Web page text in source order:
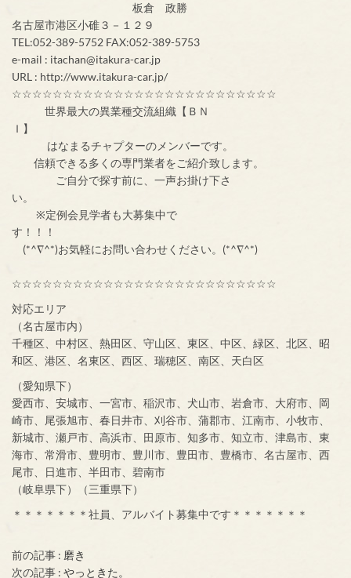
板倉 政勝
名古屋市港区小碓３－１２９
TEL:052-389-5752 FAX:052-389-5753
e-mail : itachan@itakura-car.jp
URL : http://www.itakura-car.jp/
☆☆☆☆☆☆☆☆☆☆☆☆☆☆☆☆☆☆☆☆☆☆☆☆☆☆
世界最大の異業種交流組織【ＢＮ
Ｉ】
はなまるチャプターのメンバーです。
信頼できる多くの専門業者をご紹介致します。
ご自分で探す前に、一声お掛け下さ
い。
※定例会見学者も大募集中で
す！！！
(*^∇^*)お気軽にお問い合わせください。(*^∇^*)
☆☆☆☆☆☆☆☆☆☆☆☆☆☆☆☆☆☆☆☆☆☆☆☆☆☆
対応エリア
（名古屋市内）
千種区、中村区、熱田区、守山区、東区、中区、緑区、北区、昭
和区、港区、名東区、西区、瑞穂区、南区、天白区
（愛知県下）
愛西市、安城市、一宮市、稲沢市、犬山市、岩倉市、大府市、岡
崎市、尾張旭市、春日井市、刈谷市、蒲郡市、江南市、小牧市、
新城市、瀬戸市、高浜市、田原市、知多市、知立市、津島市、東
海市、常滑市、豊明市、豊川市、豊田市、豊橋市、名古屋市、西
尾市、日進市、半田市、碧南市
（岐阜県下）（三重県下）
＊＊＊＊＊＊＊社員、アルバイト募集中です＊＊＊＊＊＊＊
前の記事 : 磨き
次の記事 : やっときた。